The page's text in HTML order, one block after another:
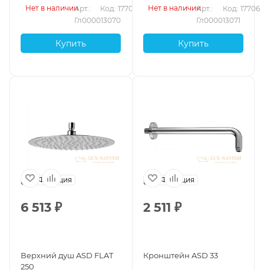
Нет в наличииАрт.:
Гл000013070
Код: 17705
Купить
Нет в наличииАрт.:
Гл000013071
Код: 17706
Купить
Франция
6 513 ₽
Верхний душ ASD FLAT
250
Франция
2 511 ₽
Кронштейн ASD 33